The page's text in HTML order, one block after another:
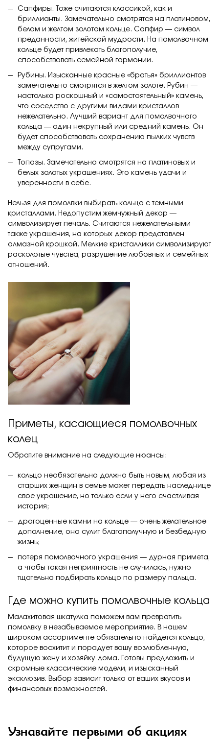
Сапфиры. Тоже считаются классикой, как и
бриллианты. Замечательно смотрятся на платиновом,
белом и желтом золотом кольце. Сапфир — символ
преданности, житейской мудрости. На помолвочном
кольце будет привлекать благополучие,
способствовать семейной гармонии.
Рубины. Изысканные красные «братья» бриллиантов
замечательно смотрятся в желтом золоте. Рубин —
настолько роскошный и «самостоятельный» камень,
что соседство с другими видами кристаллов
нежелательно. Лучший вариант для помолвочного
кольца — один некрупный или средний камень. Он
будет способствовать сохранению пылких чувств
между супругами.
Топазы. Замечательно смотрятся на платиновых и
белых золотых украшениях. Это камень удачи и
уверенности в себе.
Нельзя для помолвки выбирать кольца с темными
кристаллами. Недопустим жемчужный декор —
символизирует печаль. Считаются нежелательными
также украшения, на которых декор представлен
алмазной крошкой. Мелкие кристаллики символизируют
расколотые чувства, разрушение любовных и семейных
отношений.
Приметы, касающиеся помолвочных
колец
Обратите внимание на следующие нюансы:
кольцо необязательно должно быть новым, любая из
старших женщин в семье может передать наследнице
свое украшение, но только если у него счастливая
история;
драгоценные камни на кольце — очень желательное
дополнение, оно сулит благополучную и безбедную
жизнь;
потеря помолвочного украшения — дурная примета,
а чтобы такая неприятность не случилась, нужно
тщательно подбирать кольцо по размеру пальца.
Где можно купить помолвочные кольца
Малахитовая шкатулка поможем вам превратить
помолвку в незабываемое мероприятие. В нашем
широком ассортименте обязательно найдется кольцо,
которое восхитит и порадует вашу возлюбленную,
будущую жену и хозяйку дома. Готовы предложить и
скромные классические модели, и изысканный
эксклюзив. Выбор зависит только от ваших вкусов и
финансовых возможностей.
Узнавайте первыми об акциях